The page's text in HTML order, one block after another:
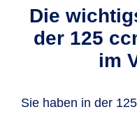
Die
der 125
im
Sie haben in der